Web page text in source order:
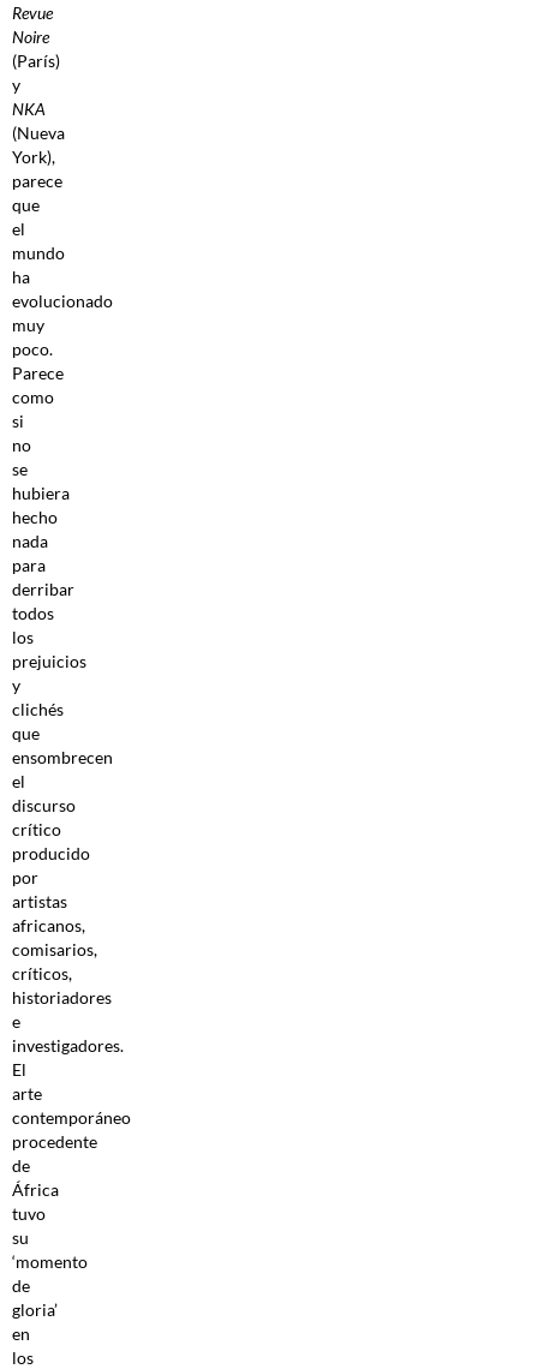
Revue
Noire
(París)
y
NKA
(Nueva
York),
parece
que
el
mundo
ha
evolucionado
muy
poco.
Parece
como
si
no
se
hubiera
hecho
nada
para
derribar
todos
los
prejuicios
y
clichés
que
ensombrecen
el
discurso
crítico
producido
por
artistas
africanos,
comisarios,
críticos,
historiadores
e
investigadores.
El
arte
contemporáneo
procedente
de
África
tuvo
su
‘momento
de
gloria’
en
los